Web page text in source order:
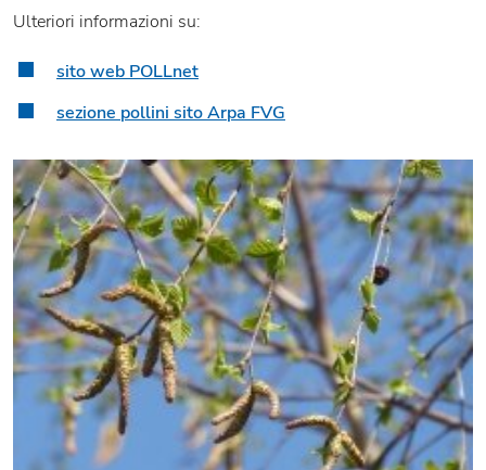
Ulteriori informazioni su:
sito web POLLnet
sezione pollini sito Arpa FVG